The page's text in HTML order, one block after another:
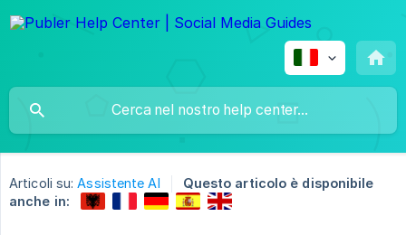
Articoli su: Assistente AI
Questo articolo è disponibile
anche in: